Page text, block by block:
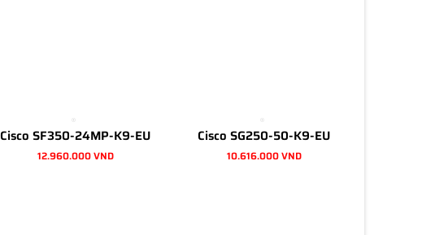
Cisco SF350-24MP-K9-EU
12.960.000 VND
Cisco SG250-50-K9-EU
10.616.000 VND